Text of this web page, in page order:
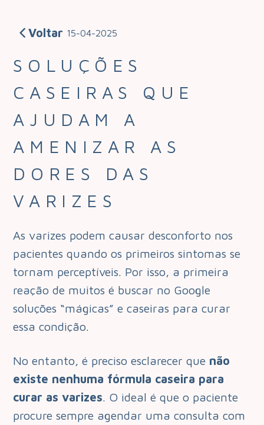
Voltar 15-04-2025
SOLUÇÕES
CASEIRAS QUE
AJUDAM A
AMENIZAR AS
DORES DAS
VARIZES
As varizes podem causar desconforto nos
pacientes quando os primeiros sintomas se
tornam perceptíveis. Por isso, a primeira
reação de muitos é buscar no Google
soluções “mágicas” e caseiras para curar
essa condição.
No entanto, é preciso esclarecer que não
existe nenhuma fórmula caseira para
curar as varizes. O ideal é que o paciente
procure sempre agendar uma consulta com